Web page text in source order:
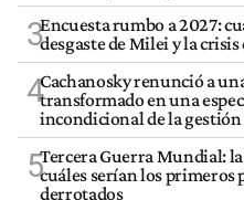
3Encuesta rumbo a 2027:
desgaste de Milei y la
4Cachanosky renunció a
transformado en una
incondicional de la
5Tercera Guerra Mundial:
cuáles serían los primeros
derrotados